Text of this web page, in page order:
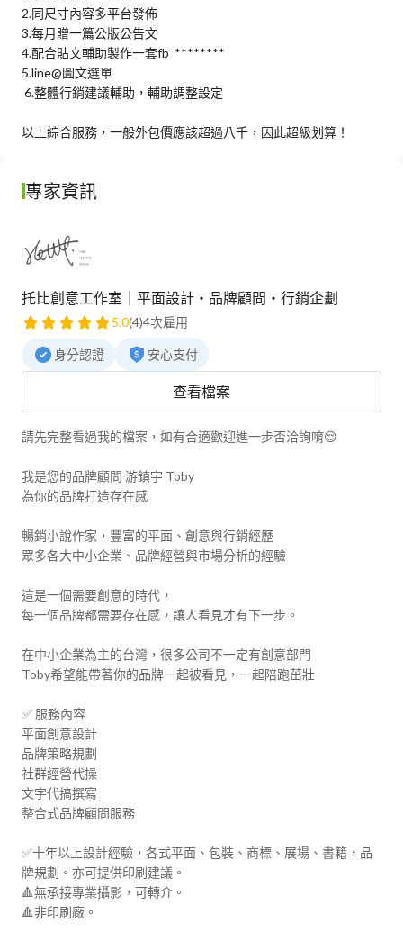
2.同尺寸內容多平台發佈
3.每月贈一篇公版公告文
4.配合貼文輔助製作一套fb  ********
5.line@圖文選單
以上綜合服務，一般外包價應該超過八千，因此超級划算！
專家資訊
托比創意工作室｜平面設計・品牌顧問・行銷企劃
5.0(4)4次雇用
身分認證 安心支付
查看檔案
請先完整看過我的檔案，如有合適歡迎進一步否洽詢唷😌
我是您的品牌顧問 游鎮宇 Toby
為你的品牌打造存在感
暢銷小說作家，豐富的平面、創意與行銷經歷
眾多各大中小企業、品牌經營與市場分析的經驗
這是一個需要創意的時代，
每一個品牌都需要存在感，讓人看見才有下一步。
在中小企業為主的台灣，很多公司不一定有創意部門
Toby希望能帶著你的品牌一起被看見，一起陪跑茁壯
✅ 服務內容
平面創意設計
品牌策略規劃
社群經營代操
文字代搞撰寫
整合式品牌顧問服務
✅十年以上設計經驗，各式平面、包裝、商標、展場、書籍，品
牌規劃。亦可提供印刷建議。
🔺無承接專業攝影，可轉介。
🔺非印刷廠。